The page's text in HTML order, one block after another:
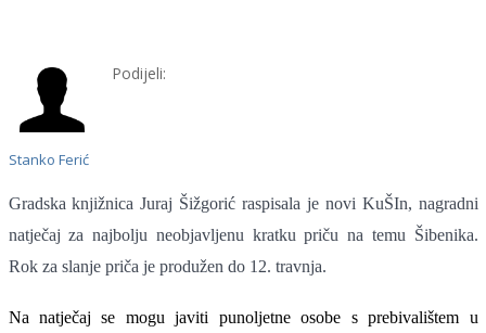
Stanko Ferić
Podijeli:
Gradska knjižnica Juraj Šižgorić raspisala je novi KuŠIn, nagradni
natječaj za najbolju neobjavljenu kratku priču na temu Šibenika.
Rok za slanje priča je produžen do 12. travnja.
Na natječaj se mogu javiti punoljetne osobe s prebivalištem u